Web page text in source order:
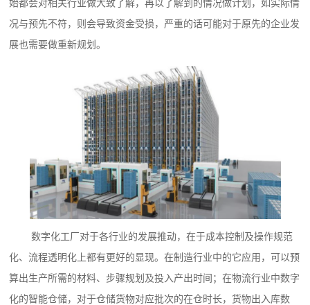
始都会对相关行业做大致了解，再以了解到的情况做计划，如实际情
况与预先不符，则会导致资金受损，严重的话可能对于原先的企业发
展也需要做重新规划。
数字化工厂对于各行业的发展推动，在于成本控制及操作规范
化、流程透明化上都有更好的显现。在制造行业中的它应用，可以预
算出生产所需的材料、步骤规划及投入产出时间；在物流行业中数字
化的智能仓储，对于仓储货物对应批次的在仓时长，货物出入库数